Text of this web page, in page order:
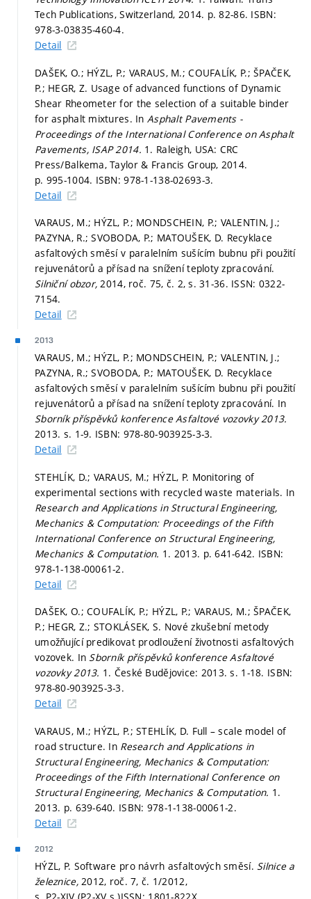
Tech Publications, Switzerland, 2014. p. 82-86. ISBN:
978-3-03835-460-4.
Detail
DAŠEK, O.; HÝZL, P.; VARAUS, M.; COUFALÍK, P.; ŠPAČEK,
P.; HEGR, Z. Usage of advanced functions of Dynamic
Shear Rheometer for the selection of a suitable binder
for asphalt mixtures. In Asphalt Pavements -
Proceedings of the International Conference on Asphalt
Pavements, ISAP 2014. 1. Raleigh, USA: CRC
Press/Balkema, Taylor & Francis Group, 2014.
p. 995-1004. ISBN: 978-1-138-02693-3.
Detail
VARAUS, M.; HÝZL, P.; MONDSCHEIN, P.; VALENTIN, J.;
PAZYNA, R.; SVOBODA, P.; MATOUŠEK, D. Recyklace
asfaltových směsí v paralelním sušícím bubnu při použití
rejuvenátorů a přísad na snížení teploty zpracování.
Silniční obzor,2014, roč. 75, č. 2,s. 31-36. ISSN: 0322-
7154.
Detail
2013
VARAUS, M.; HÝZL, P.; MONDSCHEIN, P.; VALENTIN, J.;
PAZYNA, R.; SVOBODA, P.; MATOUŠEK, D. Recyklace
asfaltových směsí v paralelním sušícím bubnu při použití
rejuvenátorů a přísad na snížení teploty zpracování. In
Sborník příspěvků konference Asfaltové vozovky 2013.
2013. s. 1-9. ISBN: 978-80-903925-3-3.
Detail
STEHLÍK, D.; VARAUS, M.; HÝZL, P. Monitoring of
experimental sections with recycled waste materials. In
Research and Applications in Structural Engineering,
Mechanics & Computation: Proceedings of the Fifth
International Conference on Structural Engineering,
Mechanics & Computation. 1. 2013. p. 641-642. ISBN:
978-1-138-00061-2.
Detail
DAŠEK, O.; COUFALÍK, P.; HÝZL, P.; VARAUS, M.; ŠPAČEK,
P.; HEGR, Z.; STOKLÁSEK, S. Nové zkušební metody
umožňující predikovat prodloužení životnosti asfaltových
vozovek. In Sborník příspěvků konference Asfaltové
vozovky 2013. 1. České Budějovice: 2013.s. 1-18. ISBN:
978-80-903925-3-3.
Detail
VARAUS, M.; HÝZL, P.; STEHLÍK, D. Full – scale model of
road structure. In Research and Applications in
Structural Engineering, Mechanics & Computation:
Proceedings of the Fifth International Conference on
Structural Engineering, Mechanics & Computation. 1.
2013. p. 639-640. ISBN: 978-1-138-00061-2.
Detail
2012
HÝZL, P. Software pro návrh asfaltových směsí. Silnice a
železnice, 2012, roč. 7, č. 1/2012,
s. P2-XIV (P2-XV s.)ISSN: 1801-822X.